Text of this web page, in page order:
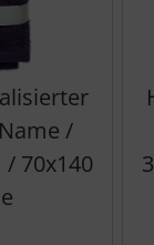
/
/ 70x140